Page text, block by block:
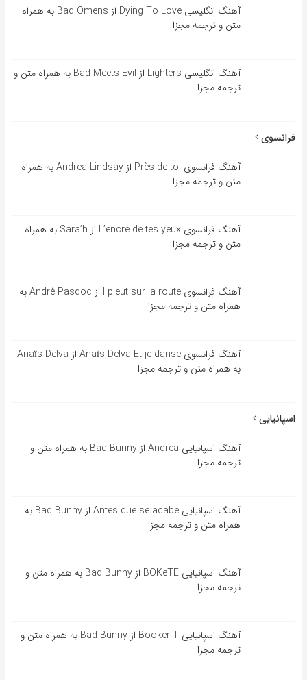
آهنگ انگلیسی Dying To Love از Bad Omens به همراه
متن و ترجمه مجزا
آهنگ انگلیسی Lighters از Bad Meets Evil به همراه متن و
ترجمه مجزا
فرانسوی
آهنگ فرانسوی Près de toi از Andrea Lindsay به همراه
متن و ترجمه مجزا
آهنگ فرانسوی L’encre de tes yeux از Sara’h به همراه
متن و ترجمه مجزا
آهنگ فرانسوی l pleut sur la route از André Pasdoc به
همراه متن و ترجمه مجزا
آهنگ فرانسوی Anaïs Delva Et je danse از Anaïs Delva
به همراه متن و ترجمه مجزا
اسپانیایی
آهنگ اسپانیایی Andrea از Bad Bunny به همراه متن و
ترجمه مجزا
آهنگ اسپانیایی Antes que se acabe از Bad Bunny به
همراه متن و ترجمه مجزا
آهنگ اسپانیایی BOKeTE از Bad Bunny به همراه متن و
ترجمه مجزا
آهنگ اسپانیایی Booker T از Bad Bunny به همراه متن و
ترجمه مجزا